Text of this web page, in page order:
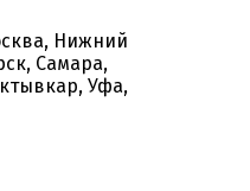
Нижний
Самара,
Уфа,